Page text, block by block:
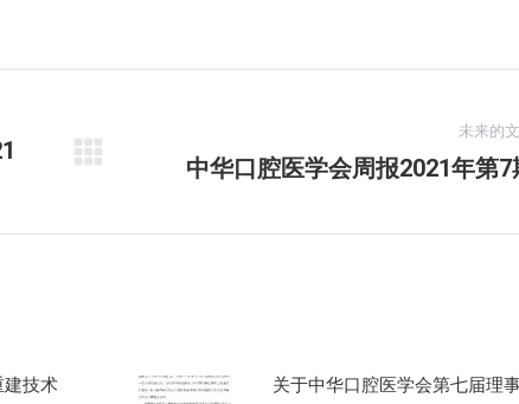
未来的
的
中华口腔医学会周报2021年第7
建技术 关于中华口腔医学会第七届理